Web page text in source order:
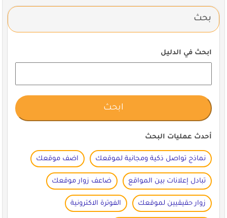
بحث
ابحث في الدليل
أحدث عمليات البحث
نماذج تواصل ذكية ومجانية لموقعك اضف موقعك
تبادل إعلانات بين المواقع ضاعف زوار موقعك
زوار حقيقيين لموقعك الفوترة الاكترونية